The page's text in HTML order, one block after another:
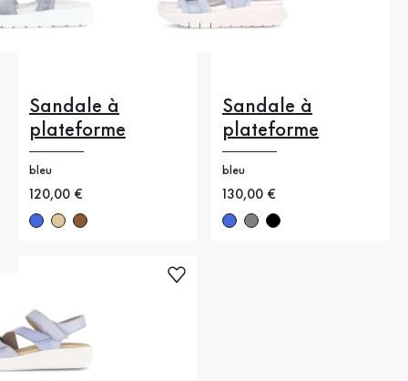
Sandale à
plateforme
bleu
Nouveau prix
120,00 €
Sandale à
plateforme
bleu
Nouveau prix
130,00 €